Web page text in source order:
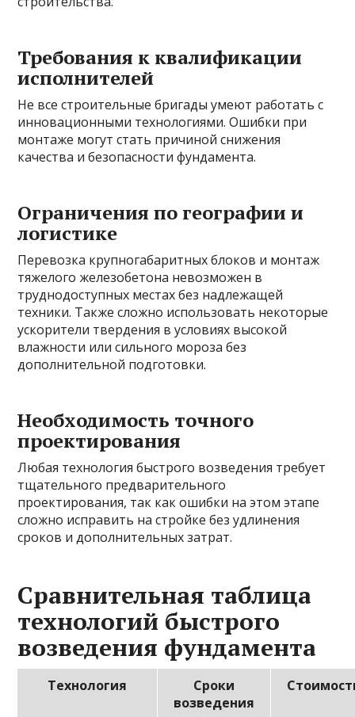
Требования к квалификации
исполнителей
Не все строительные бригады умеют работать с
инновационными технологиями. Ошибки при
монтаже могут стать причиной снижения
качества и безопасности фундамента.
Ограничения по географии и
логистике
Перевозка крупногабаритных блоков и монтаж
тяжелого железобетона невозможен в
труднодоступных местах без надлежащей
техники. Также сложно использовать некоторые
ускорители твердения в условиях высокой
влажности или сильного мороза без
дополнительной подготовки.
Необходимость точного
проектирования
Любая технология быстрого возведения требует
тщательного предварительного
проектирования, так как ошибки на этом этапе
сложно исправить на стройке без удлинения
сроков и дополнительных затрат.
Сравнительная таблица
технологий быстрого
возведения фундамента
Технология
Сроки
возведения